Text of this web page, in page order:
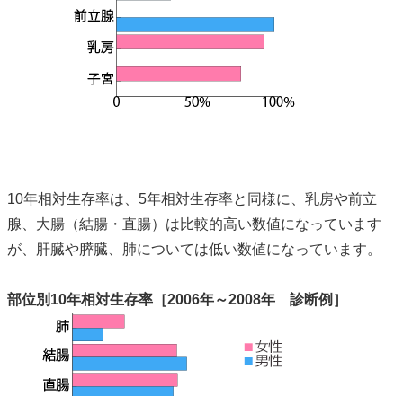
10年相対生存率は、5年相対生存率と同様に、乳房や前立
腺、大腸（結腸・直腸）は比較的高い数値になっています
が、肝臓や膵臓、肺については低い数値になっています。
部位別10年相対生存率［2006年～2008年 診断例］